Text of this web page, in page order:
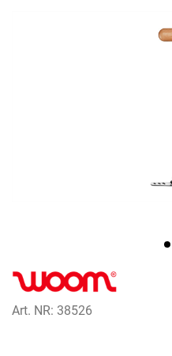
Art. NR: 38526